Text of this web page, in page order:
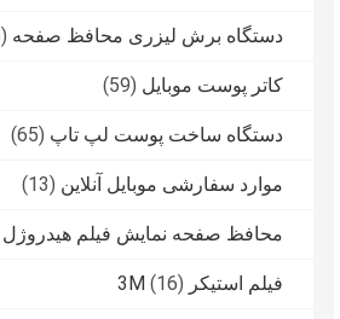
دستگاه برش لیزری محافظ صفحه (136)
کاتر پوست موبایل (59)
دستگاه ساخت پوست لپ تاپ (65)
موارد سفارشی موبایل آنلاین (13)
محافظ صفحه نمایش فیلم هیدروژل
فیلم استیکر 3M (16)